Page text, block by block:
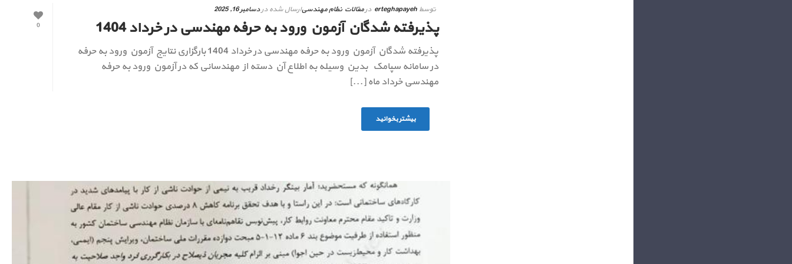
0
توسط erteghapayeh درمقالات نظام مهندسیارسال شده دردسامبر 16, 2025
پذیرفته شدگان آزمون ورود به حرفه مهندسی در خرداد 1404
پذیرفته شدگان آزمون ورود به حرفه مهندسی در خرداد 1404 بارگزاری نتایج آزمون ورود به حرفه
در سامانه سپامک بدین وسیله به اطلاع آن دسته از مهندسانی که در آزمون ورود به حرفه
مهندسی خرداد ماه [...]
بیشتر بخوانید